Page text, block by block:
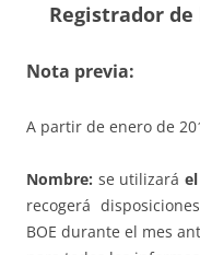
Registrador
Nota previa:
A partir de enero de
Nombre: se utilizará
recogerá
BOE durante el mes